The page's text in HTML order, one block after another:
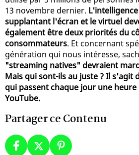
13 novembre dernier.
supplantant l'écran et le virtuel
également être deux priorités du
consommateurs. Et concernant
génération qui nous intéresse,
"streaming natives" devraient
Mais qui sont-ils au juste ? Il s'agit
qui passent chaque jour une
YouTube.
Partager ce Contenu